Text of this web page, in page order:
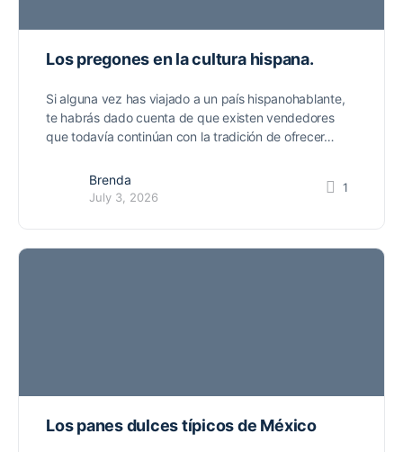
Los pregones en la cultura hispana.
Si alguna vez has viajado a un país hispanohablante,
te habrás dado cuenta de que existen vendedores
que todavía continúan con la tradición de ofrecer…
Brenda
July 3, 2026
1
Los panes dulces típicos de México